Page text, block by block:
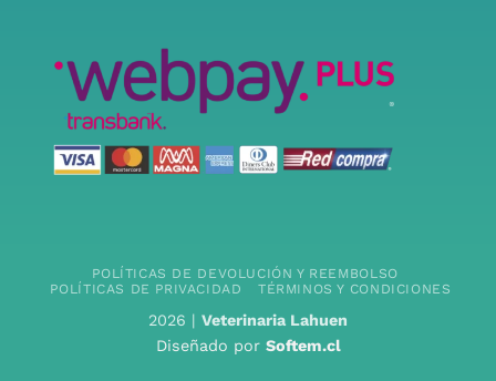
POLÍTICAS DE DEVOLUCIÓN Y REEMBOLSO
POLÍTICAS DE PRIVACIDAD
TÉRMINOS Y CONDICIONES
2026 | Veterinaria Lahuen
Diseñado por Softem.cl